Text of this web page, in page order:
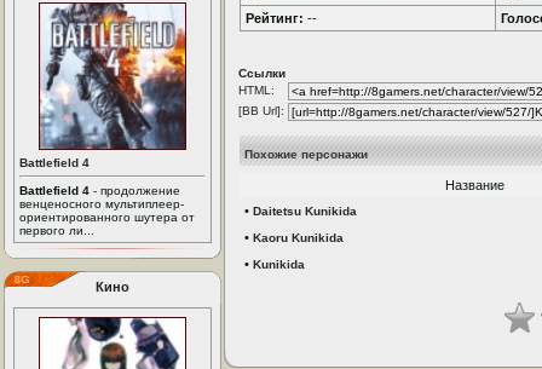
Battlefield 4
Battlefield 4 - продолжение
венценосного мультиплеер-
ориентированного шутера от
первого ли...
Кино
Рейтинг: --
Ссылки
HTML:
[BB Url]:
Похожие персонажи
Название
• Daitetsu Kunikida
• Kaoru Kunikida
• Kunikida